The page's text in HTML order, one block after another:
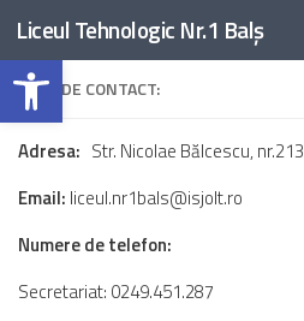
Open toolbar
Skip to content
Liceul Tehnologic Nr.1 Balș
DATE DE CONTACT:
Adresa: Str. Nicolae Bălcescu, nr.213
Email: liceul.nr1bals@isjolt.ro
Numere de telefon:
Secretariat: 0249.451.287